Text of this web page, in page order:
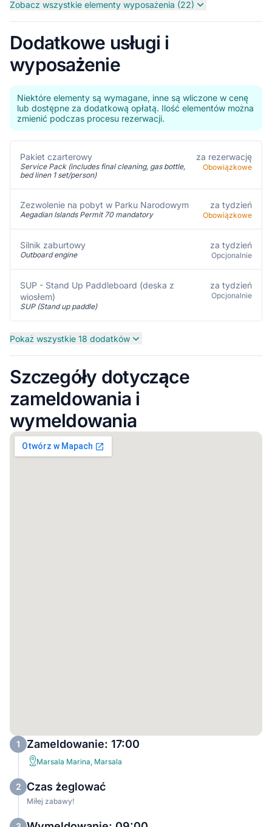
Zobacz wszystkie elementy wyposażenia (22)
Dodatkowe usługi i
wyposażenie
Niektóre elementy są wymagane, inne są wliczone w cenę
lub dostępne za dodatkową opłatą. Ilość elementów można
zmienić podczas procesu rezerwacji.
Pakiet czarterowy
Service Pack (includes final cleaning, gas bottle,
bed linen 1 set/person)
za rezerwację
Obowiązkowe
Zezwolenie na pobyt w Parku Narodowym
Aegadian Islands Permit 70 mandatory
za tydzień
Obowiązkowe
Silnik zaburtowy
Outboard engine
za tydzień
Opcjonalnie
SUP - Stand Up Paddleboard (deska z
wiosłem)
SUP (Stand up paddle)
za tydzień
Opcjonalnie
Pokaż wszystkie 18 dodatków
Szczegóły dotyczące
zameldowania i
wymeldowania
1 Zameldowanie: 17:00
Marsala Marina, Marsala
2 Czas żeglować
Miłej zabawy!